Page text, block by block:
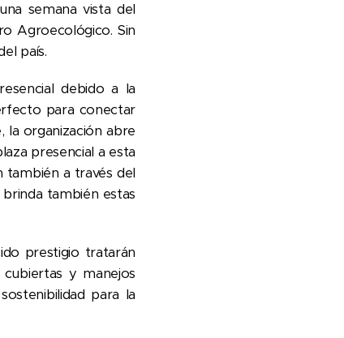
semana vista del
Agroecológico. Sin
país.
debido a la
para conectar
organización abre
presencial a esta
también a través del
también estas
prestigio tratarán
y manejos
para la